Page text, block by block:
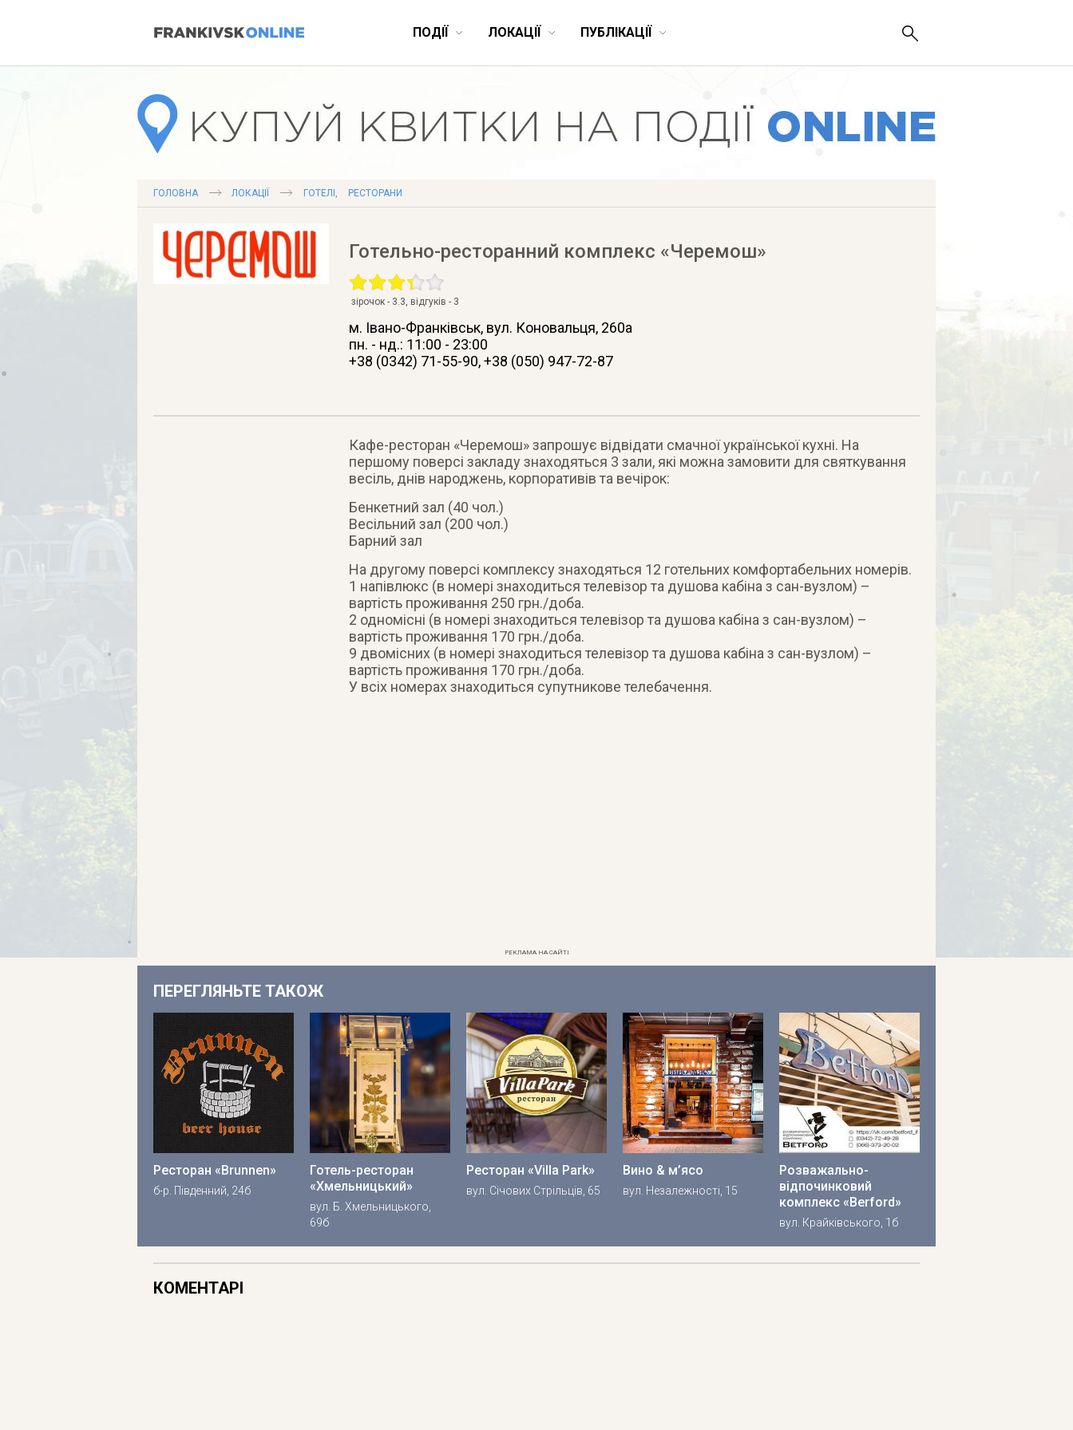
ПОДІЇ ЛОКАЦІЇ ПУБЛІКАЦІЇ
ГОЛОВНА ЛОКАЦІЇ ГОТЕЛІ , РЕСТОРАНИ
Готельно-ресторанний комплекс «Черемош»
зірочок - 3.3, відгуків - 3
м. Івано-Франківськ, вул. Коновальця, 260а
пн. - нд.: 11:00 - 23:00
+38 (0342) 71-55-90, +38 (050) 947-72-87
Кафе-ресторан «Черемош» запрошує відвідати смачної української кухні. На
першому поверсі закладу знаходяться 3 зали, які можна замовити для святкування
весіль, днів народжень, корпоративів та вечірок:
Бенкетний зал (40 чол.)
Весільний зал (200 чол.)
Барний зал
На другому поверсі комплексу знаходяться 12 готельних комфортабельних номерів.
1 напівлюкс (в номері знаходиться телевізор та душова кабіна з сан-вузлом) –
вартість проживання 250 грн./доба.
2 одномісні (в номері знаходиться телевізор та душова кабіна з сан-вузлом) –
вартість проживання 170 грн./доба.
9 двомісних (в номері знаходиться телевізор та душова кабіна з сан-вузлом) –
вартість проживання 170 грн./доба.
У всіх номерах знаходиться супутникове телебачення.
РЕКЛАМА НА САЙТІ
ПЕРЕГЛЯНЬТЕ ТАКОЖ
Ресторан «Brunnen»
б-р. Південний, 24б
Готель-ресторан
«Хмельницький»
вул. Б. Хмельницького,
69б
Ресторан «Villa Park»
вул. Січових Стрільців, 65
Вино & м’ясо
вул. Незалежності, 15
Розважально-
відпочинковий
комплекс «Berford»
вул. Крайківського, 1б
КОМЕНТАРІ